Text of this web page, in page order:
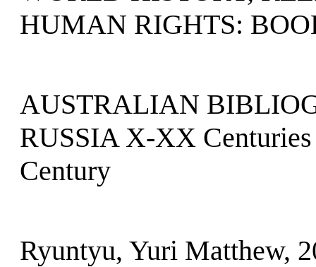
HUMAN RIGHTS:
AUSTRALIAN
RUSSIA X-XX
Century
Ryuntyu, Yuri Matthew,